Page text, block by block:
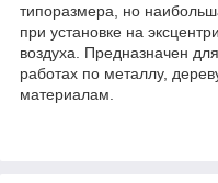
типоразмера, но
при установке на
воздуха. Предназначен
работах по металлу,
материалам.